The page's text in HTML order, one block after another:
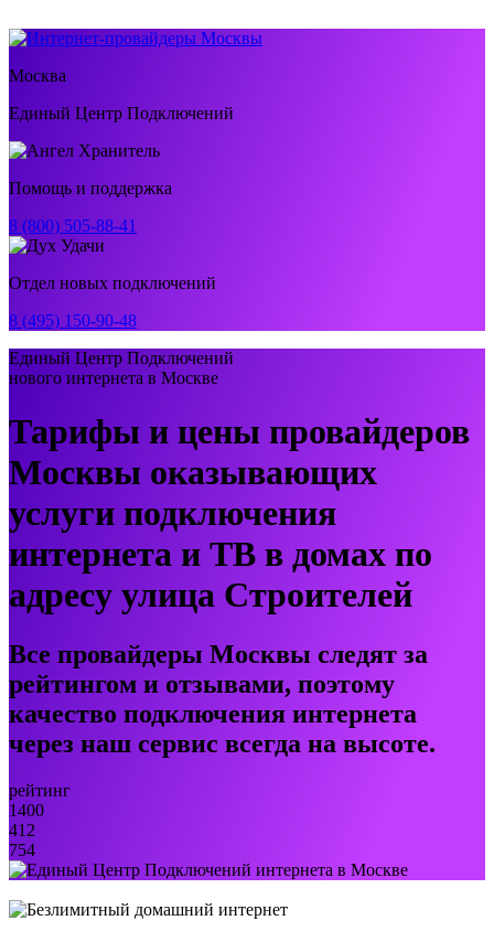
Москва
Единый Центр Подключений
Помощь и поддержка
8 (800) 505-88-41
Отдел новых подключений
8 (495) 150-90-48
Единый Центр Подключений
нового интернета в Москве
Тарифы и цены провайдеров
Москвы оказывающих
услуги подключения
интернета и ТВ в домах по
адресу улица Строителей
Все провайдеры Москвы следят за
рейтингом и отзывами, поэтому
качество подключения интернета
через наш сервис всегда на высоте.
рейтинг
1400
412
754